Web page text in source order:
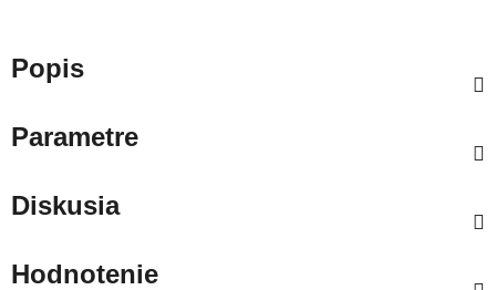
Popis
Parametre
Diskusia
Hodnotenie